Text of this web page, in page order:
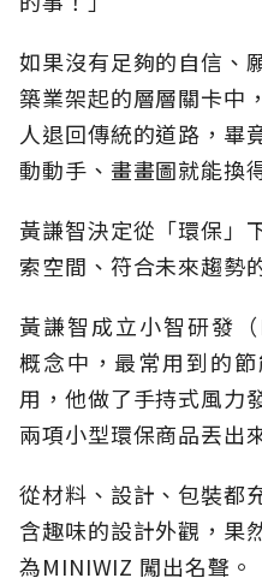
如果沒有足夠的自信、
築業架起的層層關卡中
人退回傳統的道路，畢
動動手、畫畫圖就能換
黃謙智決定從「環保」
索空間、符合未來趨勢
黃謙智成立小智研發
概念中，最常用到的
用，他做了手持式風力
兩項小型環保商品丟出
從材料、設計、包裝都
含趣味的設計外觀，果
為MINIWIZ 闖出名聲。